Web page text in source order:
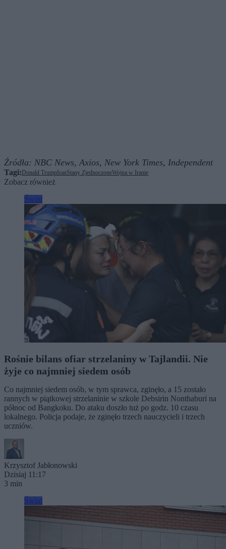
Źródła: NBC News,Axios, New York Times, Independent
Tagi: Donald Trump IranStany ZjednoczoneWojna w Iranie
Zobacz również
Rośnie bilans ofiar strzelaniny w Tajlandii. Nie
żyje co najmniej siedem osób
Co najmniej siedem osób, w tym sprawca, zginęło, a 15 zostało
rannych w piątkowej strzelaninie w szkole Debsirin Nonthaburi na
północ od Bangkoku. Do ataku doszło tuż po godz. 10 czasu
lokalnego. Policja podaje, że zginęło trzech nauczycieli i trzech
uczniów.
Krzysztof Jabłonowski
Dzisiaj 11:17
3 min